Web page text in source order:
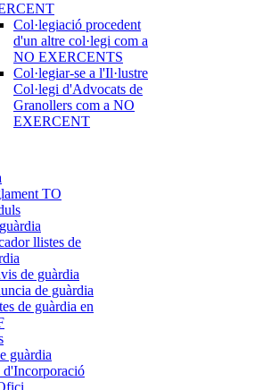
Col·legiació procedent
d'un altre col·legi com a
NO EXERCENTS
Col·legiar-se a l'Il·lustre
Col·legi d'Advocats de
Granollers com a NO
EXERCENT
TO
llistes de
de guàrdia
de guàrdia
de guàrdia en
guàrdia
d'Incorporació